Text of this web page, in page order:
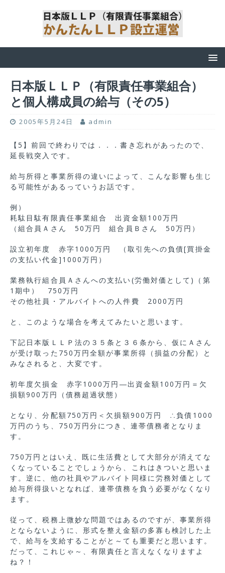
日本版ＬＬＰ（有限責任事業組合）
と個人構成員の給与（その5）
2005年5月24日 admin
【5】前回で終わりでは．．．書き忘れがあったので、
延長戦突入です。
給与所得と事業所得の違いによって、こんな影響も生じ
る可能性があるっていうお話です。
例）
耗駄目駄有限責任事業組合 出資金額100万円
（組合員Ａさん 50万円 組合員Ｂさん 50万円）
設立初年度 赤字1000万円 （取引先への負債[買掛金
の支払い代金]1000万円）
業務執行組合員Ａさんへの支払い(労働対価として)（第
1期中） 750万円
その他社員・アルバイトへの人件費 2000万円
と、このような場合を考えてみたいと思います。
下記日本版ＬＬＰ法の３５条と３６条から、仮にＡさん
が受け取った750万円全額が事業所得（損益の分配）と
みなされると、大変です。
初年度欠損金 赤字1000万円―出資金額100万円＝欠
損額900万円（債務超過状態）
となり、分配額750万円＜欠損額900万円 ∴負債1000
万円のうち、750万円分につき、連帯債務者となりま
す。
750万円とはいえ、既に生活費として大部分が消えてな
くなっていることでしょうから、これはきついと思いま
す。逆に、他の社員やアルバイト同様に労務対価として
給与所得扱いとなれば、連帯債務を負う必要がなくなり
ます。
従って、税務上微妙な問題ではあるのですが、事業所得
とならないように、形式を整え金額の多寡も検討した上
で、給与を支給することがと～ても重要だと思います。
だって、これじゃ～、有限責任と言えなくなりますよ
ね？！